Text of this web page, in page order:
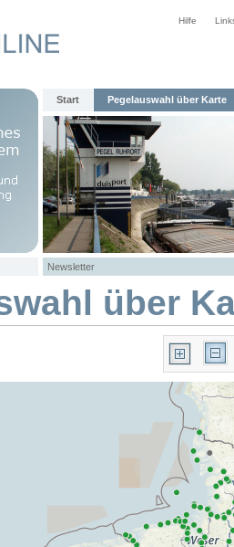
Hilfe
Start Pegelauswahl über Karte
Newsletter
über